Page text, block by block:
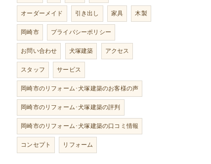
オーダーメイド
引き出し 家具
木製
岡崎市
プライバシーポリシー
お問い合わせ
犬塚建築
アクセス
スタッフ
サービス
岡崎市のリフォーム･犬塚建築のお客様の声
岡崎市のリフォーム･犬塚建築の評判
岡崎市のリフォーム･犬塚建築の口コミ情報
コンセプト
リフォーム